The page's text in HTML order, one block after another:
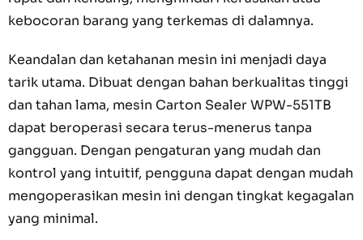
kebocoran barang yang terkemas di dalamnya.
Keandalan dan ketahanan mesin ini menjadi daya
tarik utama. Dibuat dengan bahan berkualitas tinggi
dan tahan lama, mesin Carton Sealer WPW-551TB
dapat beroperasi secara terus-menerus tanpa
gangguan. Dengan pengaturan yang mudah dan
kontrol yang intuitif, pengguna dapat dengan mudah
mengoperasikan mesin ini dengan tingkat kegagalan
yang minimal.